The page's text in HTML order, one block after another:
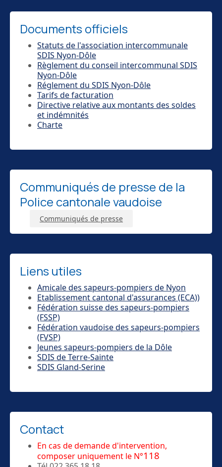
Documents officiels
Statuts de l'association intercommunale
SDIS Nyon-Dôle
Règlement du conseil intercommunal SDIS
Nyon-Dôle
Réglement du SDIS Nyon-Dôle
Tarifs de facturation
Directive relative aux montants des soldes
et indémnités
Charte
Communiqués de presse de la
Police cantonale vaudoise
Communiqués de presse
Liens utiles
Amicale des sapeurs-pompiers de Nyon
Etablissement cantonal d'assurances (ECA))
Fédération suisse des sapeurs-pompiers
(FSSP)
Fédération vaudoise des sapeurs-pompiers
(FVSP)
Jeunes sapeurs-pompiers de la Dôle
SDIS de Terre-Sainte
SDIS Gland-Serine
Contact
En cas de demande d'intervention,
composer uniquement le N°118